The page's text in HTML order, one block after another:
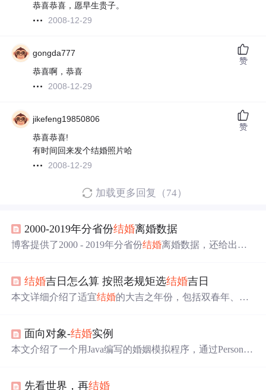
恭喜恭喜，愿早生贵子。
2008-12-29
gongda777
恭喜啊，恭喜
2008-12-29
赞
jikefeng19850806
恭喜恭喜!
有时间回来发个结婚照片哈
2008-12-29
赞
加载更多回复（74）
2000-2019年分省份结婚离婚数据
博客提供了2000 - 2019年分省份结婚离婚数据，还给出 结
结婚吉日怎么算 按照老规矩选结婚吉日
本文详细介绍了适宜结婚的大吉之年份，包括双春年、闰
日、避开三娘煞等。同时强调了在选择
虑双方家庭的实际、工作学习情况、身体状况及费用预
面向对象-结婚实例
本文介绍了一个用Java编写的婚姻模拟程序，通过Person类
法定结婚年龄等限制。
先看世界，再结婚